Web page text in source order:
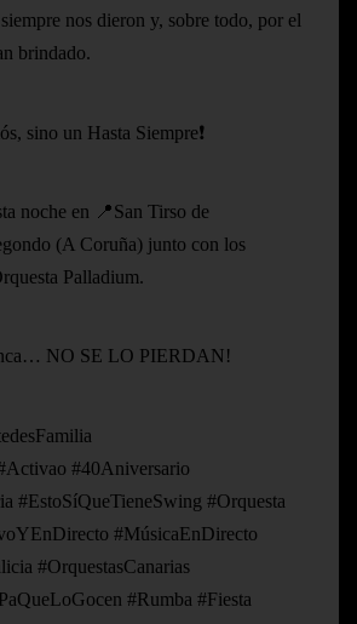
nos dieron y, sobre todo, por el
brindado.
sino un Hasta Siempre❗
noche en 📍San Tirso de
(A Coruña) junto con los
Palladium.
NO SE LO PIERDAN!
#40Aniversario
#EstoSíQueTieneSwing #Orquesta
#MúsicaEnDirecto
#OrquestasCanarias
#Rumba #Fiesta